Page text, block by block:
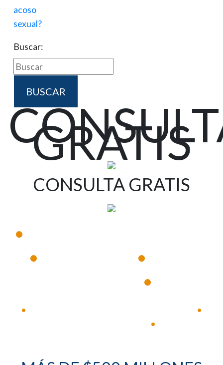
Buscar:
GRATIS
CONSULTA GRATIS
•
• •
•
• •
•